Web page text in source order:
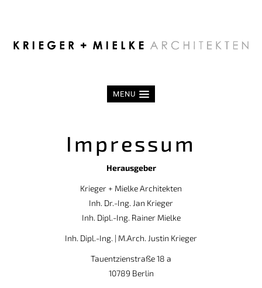
MENU
Impressum
Herausgeber
Krieger + Mielke Architekten
Inh. Dr.-Ing. Jan Krieger
Inh. Dipl.-Ing. Rainer Mielke
Inh. Dipl.-Ing. | M.Arch. Justin Krieger
Tauentzienstraße 18 a
10789 Berlin